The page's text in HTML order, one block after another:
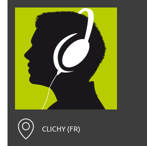
CLICHY (FR)